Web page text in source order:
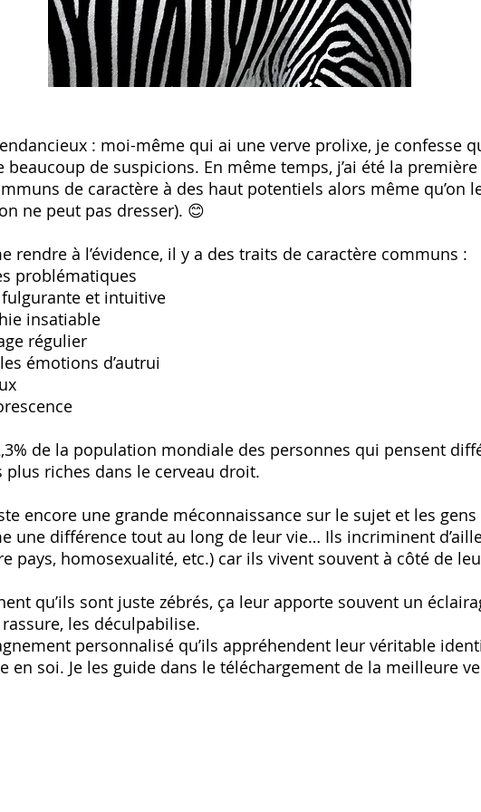
: moi-même qui ai une verve prolixe, je confesse
beaucoup de suspicions. En même temps, j’ai été la
de caractère à des haut potentiels alors même qu’on
ne peut pas dresser). 😊
rendre à l’évidence, il y a des traits de caractère communs :
problématiques
fulgurante et intuitive
insatiable
régulier
émotions d’autrui
de la population mondiale des personnes qui pensent
riches dans le cerveau droit.
encore une grande méconnaissance sur le sujet et les
une différence tout au long de leur vie… Ils incriminent
pays, homosexualité, etc.) car ils vivent souvent à côté de
qu’ils sont juste zébrés, ça leur apporte souvent un
les déculpabilise.
personnalisé qu’ils appréhendent leur véritable
en soi. Je les guide dans le téléchargement de la meilleure